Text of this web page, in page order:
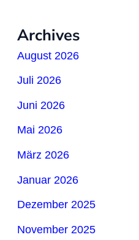
Archives
August 2026
Juli 2026
Juni 2026
Mai 2026
März 2026
Januar 2026
Dezember 2025
November 2025